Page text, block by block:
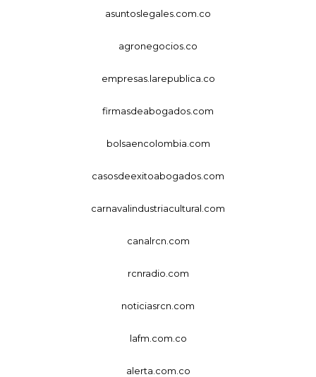
asuntoslegales.com.co
agronegocios.co
empresas.larepublica.co
firmasdeabogados.com
bolsaencolombia.com
casosdeexitoabogados.com
carnavalindustriacultural.com
canalrcn.com
rcnradio.com
noticiasrcn.com
lafm.com.co
alerta.com.co